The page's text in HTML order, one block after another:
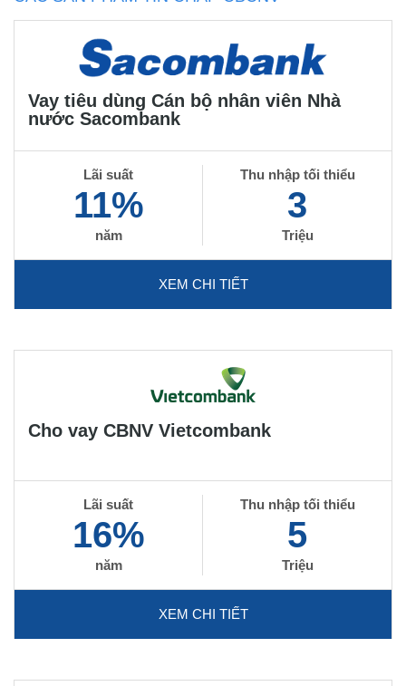
Vay tiêu dùng Cán bộ nhân viên Nhà
nước Sacombank
Lãi suất
11%
năm
Thu nhập tối thiểu
3
Triệu
XEM CHI TIẾT
Cho vay CBNV Vietcombank
Lãi suất
16%
năm
Thu nhập tối thiểu
5
Triệu
XEM CHI TIẾT